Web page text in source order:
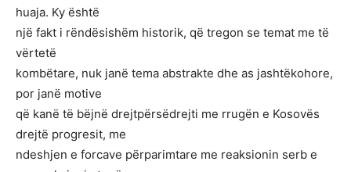
huaja. Ky është
një fakt i rëndësishëm historik, që tregon se temat me të
vërtetë
kombëtare, nuk janë tema abstrakte dhe as jashtëkohore,
por janë motive
që kanë të bëjnë drejtpërsëdrejti me rrugën e Kosovës
drejtë progresit, me
ndeshjen e forcave përparimtare me reaksionin serb e